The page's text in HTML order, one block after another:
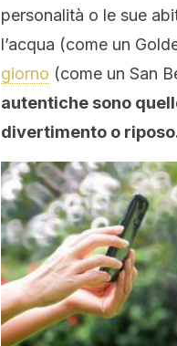
personalità o le sue
l’acqua (come un
giorno (come un San
autentiche sono
divertimento o